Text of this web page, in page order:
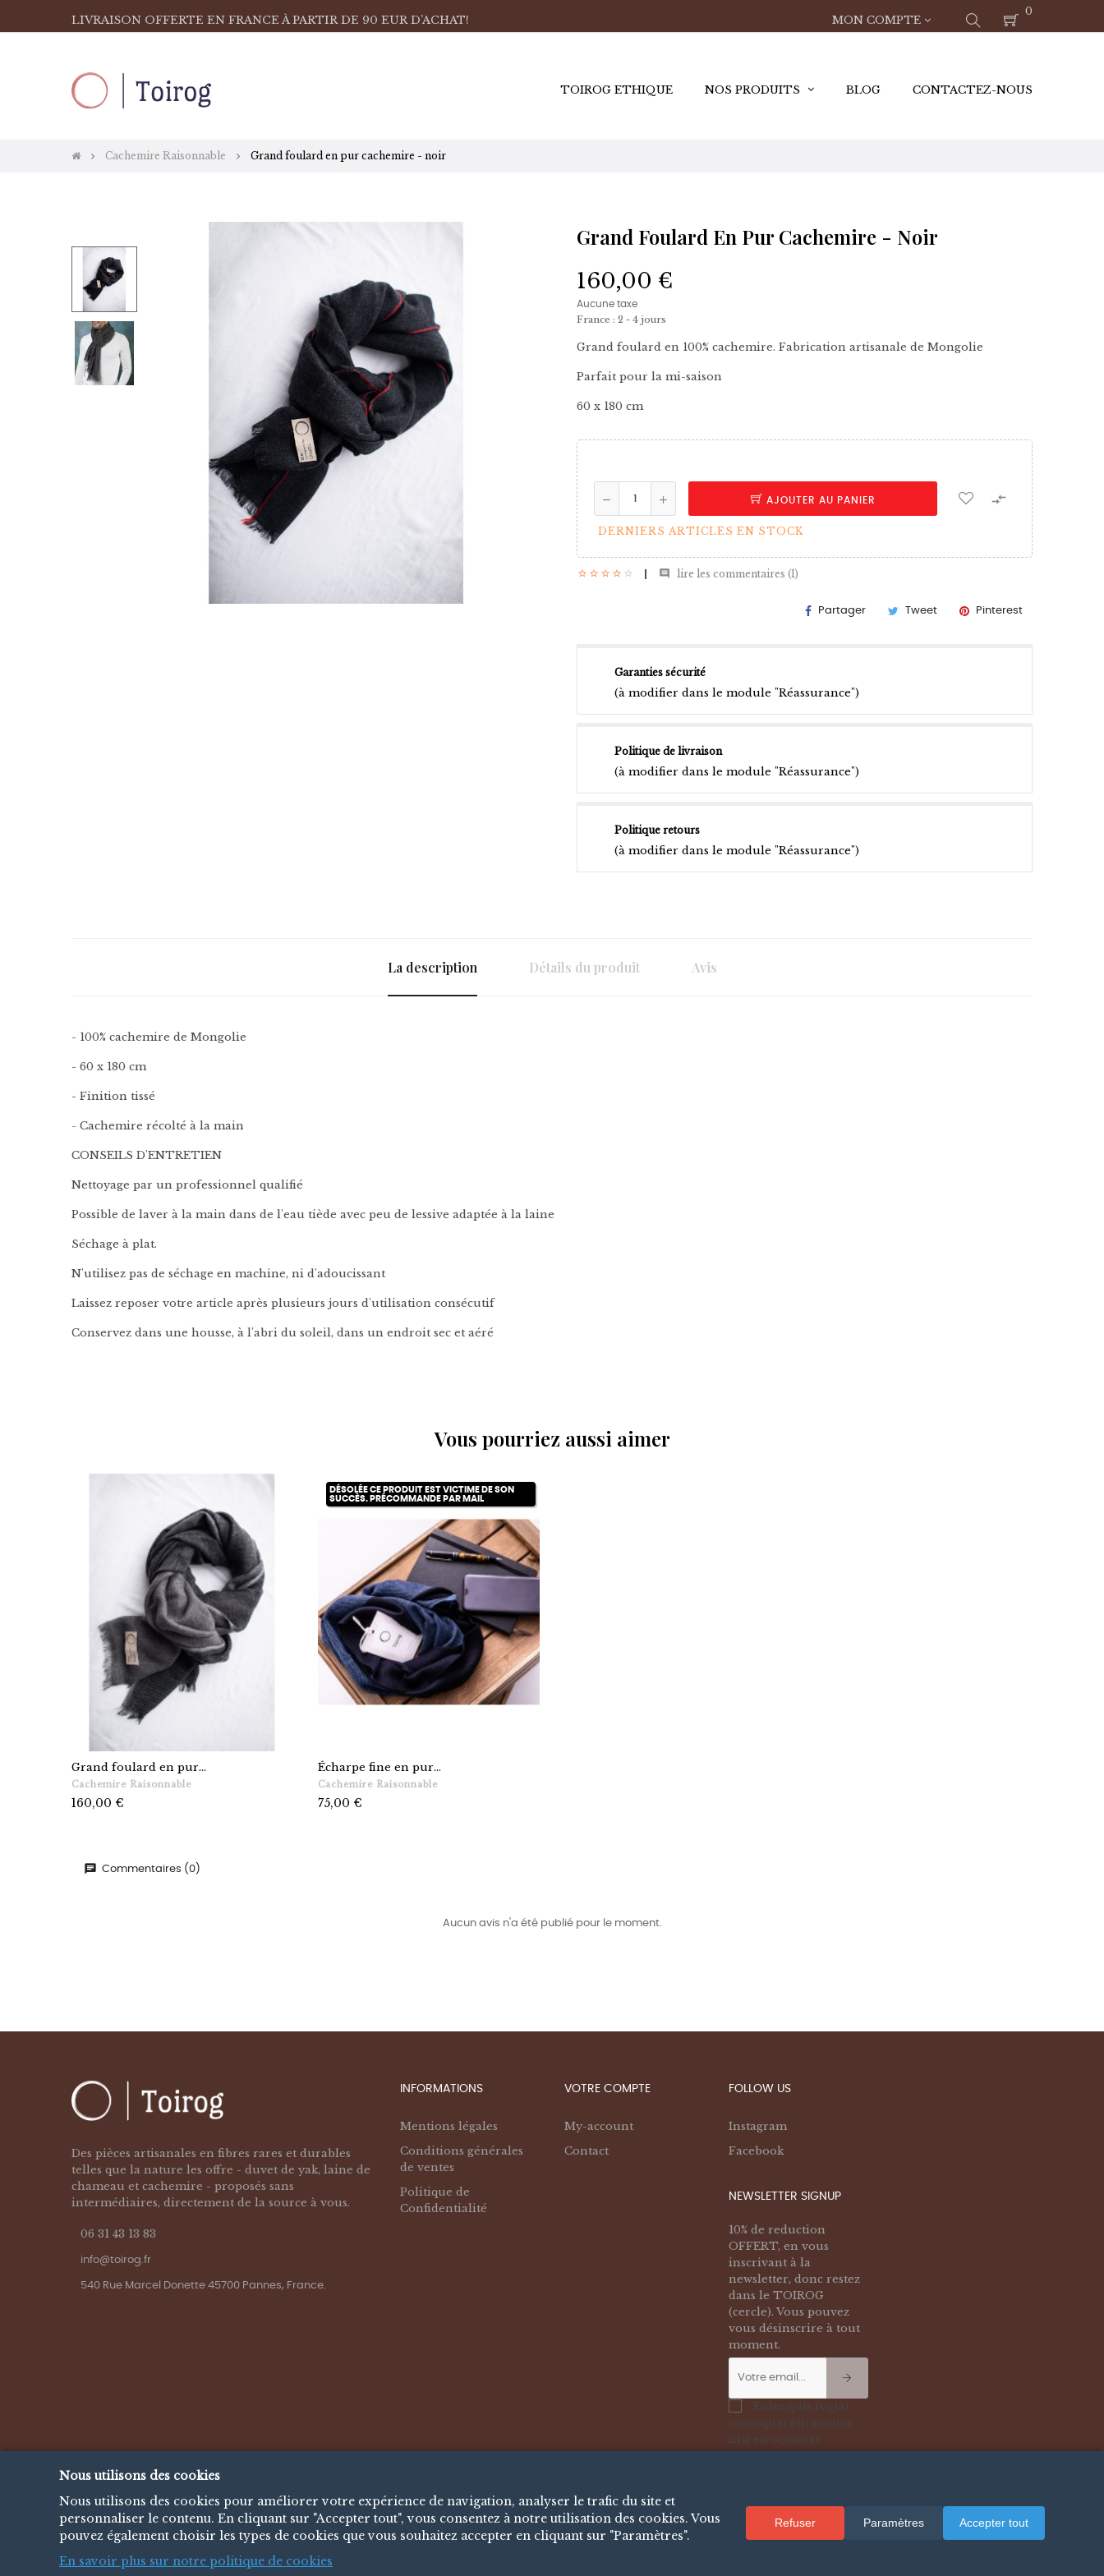
Nous utilisons des cookies
Nous utilisons des cookies pour améliorer votre expérience de navigation, analyser le trafic du site et
personnaliser le contenu. En cliquant sur "Accepter tout", vous consentez à notre utilisation des cookies. Vous
pouvez également choisir les types de cookies que vous souhaitez accepter en cliquant sur "Paramètres".
En savoir plus sur notre politique de cookies
Refuser Paramètres Accepter tout
LIVRAISON OFFERTE EN FRANCE À PARTIR DE 90 EUR D’ACHAT! MON COMPTE
0
TOIROG ETHIQUE NOS PRODUITS BLOG CONTACTEZ-NOUS
Cachemire Raisonnable Grand foulard en pur cachemire - noir
Grand Foulard En Pur Cachemire - Noir
160,00 €
Aucune taxe
France : 2 - 4 jours
Grand foulard en 100% cachemire. Fabrication artisanale de Mongolie
Parfait pour la mi-saison
60 x 180 cm
AJOUTER AU PANIER 
DERNIERS ARTICLES EN STOCK
 lire les commentaires (1)
Partager Tweet Pinterest
Garanties sécurité
(à modifier dans le module "Réassurance")
Politique de livraison
(à modifier dans le module "Réassurance")
Politique retours
(à modifier dans le module "Réassurance")
La description Détails du produit Avis
- 100% cachemire de Mongolie
- 60 x 180 cm
- Finition tissé
- Cachemire récolté à la main
CONSEILS D'ENTRETIEN
Nettoyage par un professionnel qualifié
Possible de laver à la main dans de l'eau tiède avec peu de lessive adaptée à la laine
Séchage à plat.
N'utilisez pas de séchage en machine, ni d'adoucissant
Laissez reposer votre article après plusieurs jours d'utilisation consécutif
Conservez dans une housse, à l'abri du soleil, dans un endroit sec et aéré
Vous pourriez aussi aimer
Grand foulard en pur...
Cachemire Raisonnable
Prix
160,00 €
DÉSOLÉE CE PRODUIT EST VICTIME DE SON
SUCCÈS. PRÉCOMMANDE PAR MAIL
Écharpe fine en pur...
Cachemire Raisonnable
Prix
75,00 €
Commentaires (0)
Aucun avis n'a été publié pour le moment.
Des pièces artisanales en fibres rares et durables
telles que la nature les offre - duvet de yak, laine de
chameau et cachemire - proposés sans
intermédiaires, directement de la source à vous.
06 31 43 13 83
info@toirog.fr
540 Rue Marcel Donette 45700 Pannes, France.
INFORMATIONS
Mentions légales
Conditions générales
de ventes
Politique de
Confidentialité
VOTRE COMPTE
My-account
Contact
FOLLOW US
Instagram
Facebook
NEWSLETTER SIGNUP
10% de reduction
OFFERT, en vous
inscrivant à la
newsletter, donc restez
dans le TOIROG
(cercle). Vous pouvez
vous désinscrire à tout
moment.
Enim quis fugiat
consequat elit minim
nisi eu occaecat
occaecat deserunt
Copyright © 2025 Toirog.